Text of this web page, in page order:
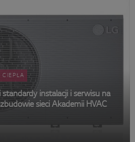
CIEPŁA
instalacji i serwisu na
sieci Akademii HVAC